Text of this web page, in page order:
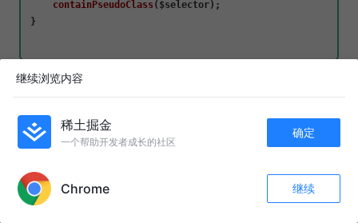
containPseudoClass ($selector);
}
通过上述代码我们就可以知道 hitAllSpecialNestRule 函数
和 伪类的了。
测试实践 BEM 规范
126
继续浏览内容
稀土掘金
一个帮助开发者成长的社区
确定
Chrome 继续